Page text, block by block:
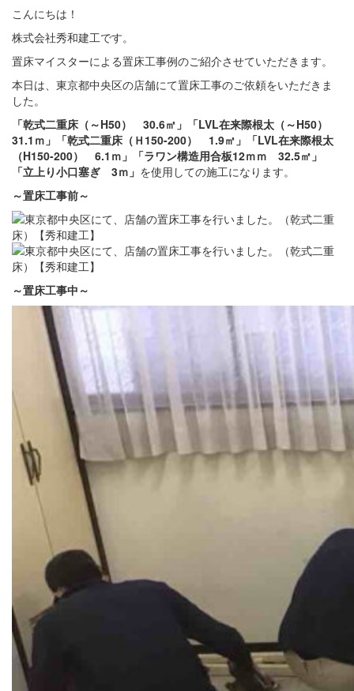
こんにちは！
株式会社秀和建工です。
置床マイスターによる置床工事例のご紹介させていただきます。
本日は、東京都中央区の店舗にて置床工事のご依頼をいただきま
した。
「乾式二重床（～H50） 30.6㎡」「LVL在来際根太（～H50）
31.1ｍ」「乾式二重床（Ｈ150-200） 1.9㎡」「LVL在来際根太
（H150-200） 6.1ｍ」「ラワン構造用合板12ｍｍ 32.5㎡」
「立上り小口塞ぎ 3ｍ」 を使用しての施工になります。
～置床工事前～
～置床工事中 ～